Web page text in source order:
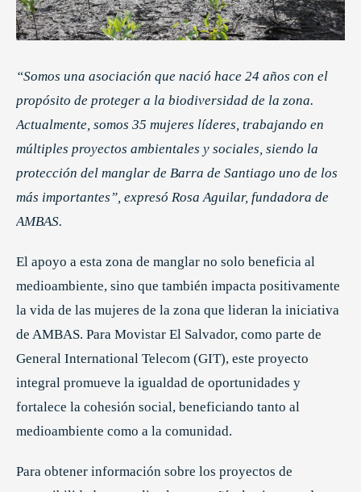
“Somos una asociación que nació hace 24 años con el
propósito de proteger a la biodiversidad de la zona.
Actualmente, somos 35 mujeres líderes, trabajando en
múltiples proyectos ambientales y sociales, siendo la
protección del manglar de Barra de Santiago uno de los
más importantes”, expresó Rosa Aguilar, fundadora de
AMBAS.
El apoyo a esta zona de manglar no solo beneficia al
medioambiente, sino que también impacta positivamente
la vida de las mujeres de la zona que lideran la iniciativa
de AMBAS. Para Movistar El Salvador, como parte de
General International Telecom (GIT), este proyecto
integral promueve la igualdad de oportunidades y
fortalece la cohesión social, beneficiando tanto al
medioambiente como a la comunidad.
Para obtener información sobre los proyectos de